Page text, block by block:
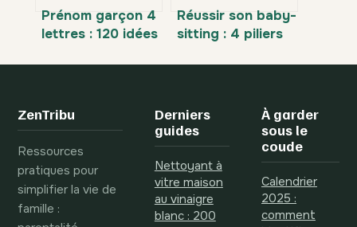
Prénom garçon 4
lettres : 120 idées
éviter les erreurs
Réussir son baby-
sitting : 4 piliers
parents et
gardes
ZenTribu
Ressources
pratiques pour
simplifier la vie de
famille :
Derniers
guides
Nettoyant à
vitre maison
au vinaigre
blanc : 200
À garder
sous le
coude
Calendrier
2025 :
comment